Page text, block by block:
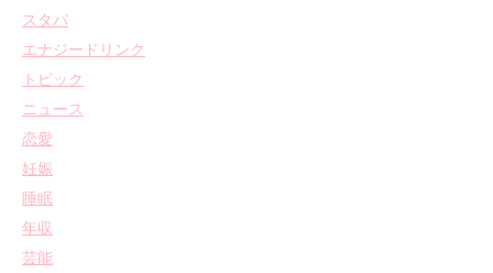
スタバ
エナジードリンク
トピック
ニュース
恋愛
妊娠
睡眠
年収
芸能